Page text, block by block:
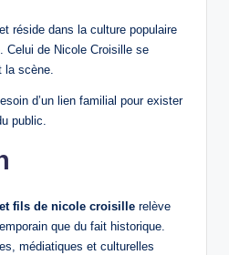
réside dans la culture populaire
Celui de Nicole Croisille se
la scène.
d’un lien familial pour exister
public.
fils de nicole croisille relève
que du fait historique.
médiatiques et culturelles